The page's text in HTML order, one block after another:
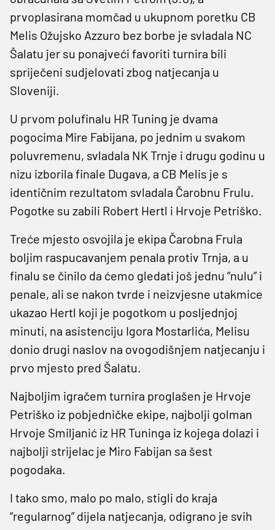
prvoplasirana momčad u ukupnom poretku CB
Melis Ožujsko Azzuro bez borbe je svladala NC
Šalatu jer su ponajveći favoriti turnira bili
spriječeni sudjelovati zbog natjecanja u
Sloveniji.
U prvom polufinalu HR Tuning je dvama
pogocima Mire Fabijana, po jednim u svakom
poluvremenu, svladala NK Trnje i drugu godinu u
nizu izborila finale Dugava, a CB Melis je s
identičnim rezultatom svladala Čarobnu Frulu.
Pogotke su zabili Robert Hertl i Hrvoje Petriško.
Treće mjesto osvojila je ekipa Čarobna Frula
boljim raspucavanjem penala protiv Trnja, a u
finalu se činilo da ćemo gledati još jednu “nulu” i
penale, ali se nakon tvrde i neizvjesne utakmice
ukazao Hertl koji je pogotkom u posljednjoj
minuti, na asistenciju Igora Mostarlića, Melisu
donio drugi naslov na ovogodišnjem natjecanju i
prvo mjesto pred Šalatu.
Najboljim igračem turnira proglašen je Hrvoje
Petriško iz pobjedničke ekipe, najbolji golman
Hrvoje Smiljanić iz HR Tuninga iz kojega dolazi i
najbolji strijelac je Miro Fabijan sa šest
pogodaka.
I tako smo, malo po malo, stigli do kraja
“regularnog” dijela natjecanja, odigrano je svih